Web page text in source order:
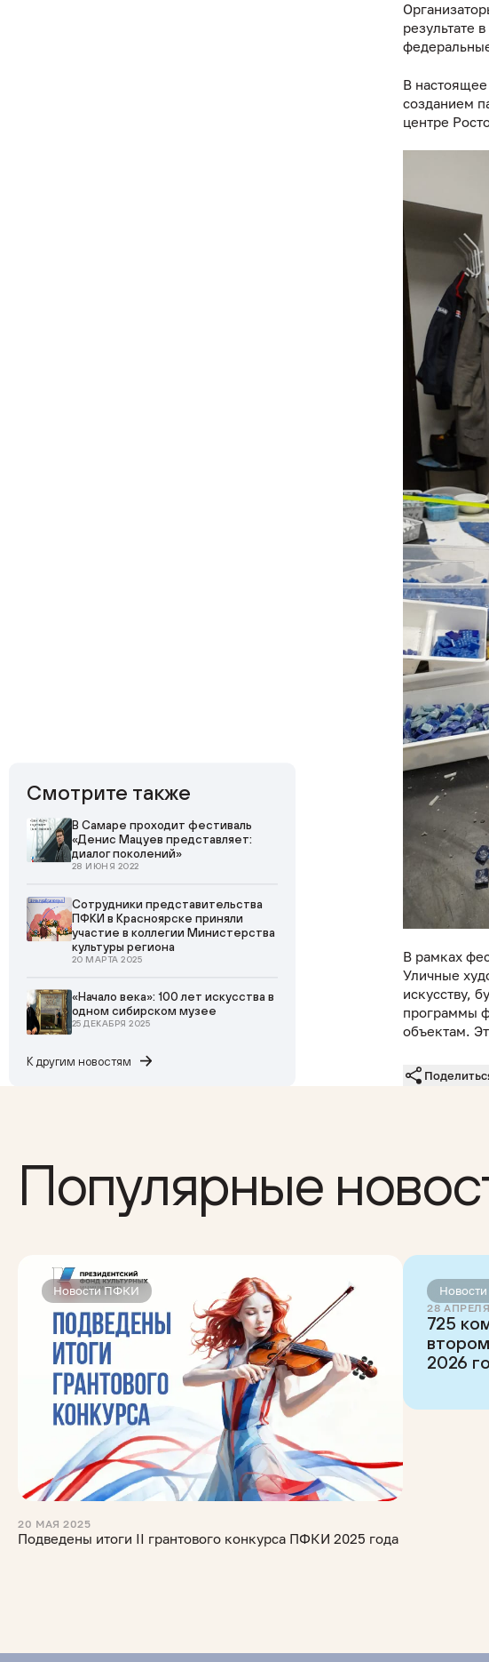
Смотрите также
В Самаре проходит фестиваль
«Денис Мацуев представляет:
диалог поколений»
28 ИЮНЯ 2022
Сотрудники представительства
ПФКИ в Красноярске приняли
участие в коллегии Министерства
культуры региона
20 МАРТА 2025
«Начало века»: 100 лет искусства в
одном сибирском музее
25 ДЕКАБРЯ 2025
К другим новостям
результате
В
созданием
центре
В рамках
Уличные
искусству,
программы
объектам.
Популярные
Новости ПФКИ
20 МАЯ 2025
Подведены итоги II грантового конкурса ПФКИ 2025 года
28
725
2026